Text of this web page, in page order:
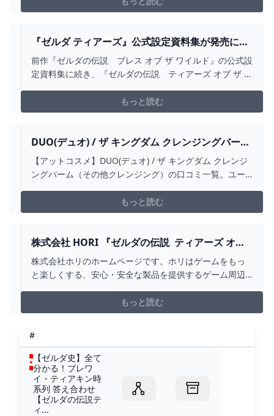
『ゼルダ ティアーズ』公式設定資料集が発売に！
予約受付中 – NINTENDO DREAM WEB
前作『ゼルダの伝説 ブレス オブ ザ ワイルド』の公式設
定資料集に続き、『ゼルダの伝説 ティアーズ オブ ザ キ
もっと読む
DUO(デュオ) / ザ キングダム クレンジングバーム
の口コミ一覧｜美容・化粧品情報はアットコスメ
【アットコスメ】DUO(デュオ) / ザ キングダム クレンジ
ングバーム（その他クレンジング）の口コミ一覧。ユー
果・使用感をチェックできます。美容・化粧品のクチコ
ミ情報を探すなら@cosme！
もっと読む
株式会社 HORI 『ゼルダの伝説 ティアーズ オブ
ザ キングダム』シリーズが登場
株式会社ホリのホームページです。ホリはゲームをもっ
と楽しくする、安心・安全な製品を提供するゲーム周辺
もっと読む
#
【ゼルダ史】全て
分かる！ブレワ
イ・ティアキン時
系列 答え合わせ
【ゼルダの伝説テ
ィ...